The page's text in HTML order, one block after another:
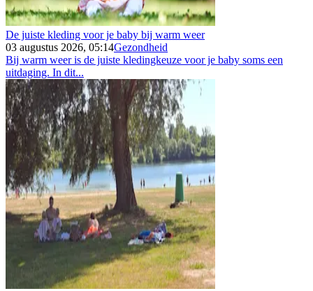
De juiste kleding voor je baby bij warm weer
03 augustus 2026, 05:14Gezondheid
Bij warm weer is de juiste kledingkeuze voor je baby soms een
uitdaging. In dit...